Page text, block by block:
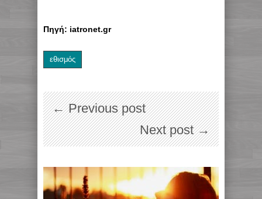
Πηγή: iatronet.gr
εθισμός
← Previous post
Next post →